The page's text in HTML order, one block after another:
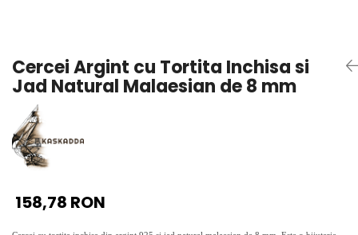
Pandantive cu Perle
Brose cu Perle
Cercei Argint cu Tortita Inchisa si
Jad Natural Malaesian de 8 mm
158,78 RON